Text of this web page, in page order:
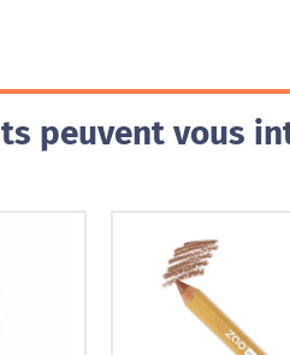
peuvent vous